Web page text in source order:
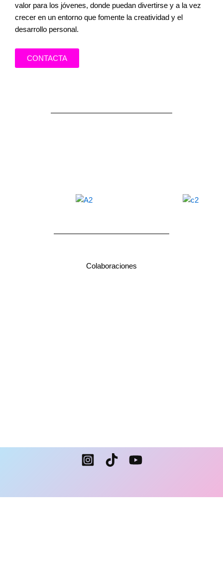
valor para los jóvenes, donde puedan divertirse y a la vez
crecer en un entorno que fomente la creatividad y el
desarrollo personal.
CONTACTA
Colaboraciones